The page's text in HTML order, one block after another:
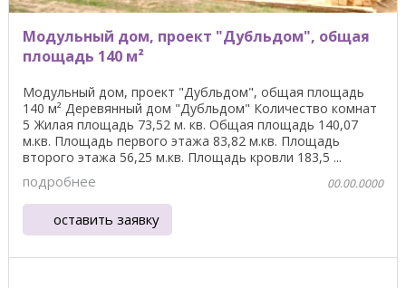
Модульный дом, проект "Дубльдом", общая
площадь 140 м²
Модульный дом, проект "Дубльдом", общая площадь
140 м² Деревянный дом "Дубльдом" Количество комнат
5 Жилая площадь 73,52 м. кв. Общая площадь 140,07
м.кв. Площадь первого этажа 83,82 м.кв. Площадь
второго этажа 56,25 м.кв. Площадь кровли 183,5 ...
подробнее 00.00.0000
оставить заявку